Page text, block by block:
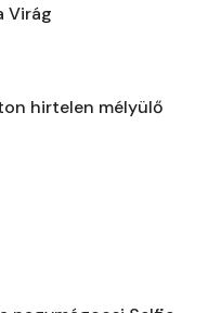
Virág
hirtelen mélyülő